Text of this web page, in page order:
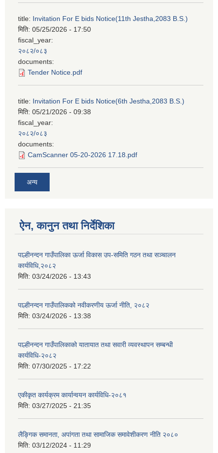
title: Invitation For E bids Notice(11th Jestha,2083 B.S.)
मिति: 05/25/2026 - 17:50
fiscal_year:
२०८२/०८३
documents:
Tender Notice.pdf
title: Invitation For E bids Notice(6th Jestha,2083 B.S.)
मिति: 05/21/2026 - 09:38
fiscal_year:
२०८२/०८३
documents:
CamScanner 05-20-2026 17.18.pdf
अन्य
ऐन, कानुन तथा निर्देशिका
पाल्हीनन्दन गाउँपालिका ऊर्जा विकास उप-समिति गठन तथा सञ्चालन
कार्यविधि,२०८२
मिति: 03/24/2026 - 13:43
पाल्हीनन्दन गाउँपालिकको नवीकरणीय ऊर्जा नीति, २०८२
मिति: 03/24/2026 - 13:38
पाल्हीनन्दन गाउँपालिकाको यातायात तथा सवारी व्यवस्थापन सम्बन्धी
कार्यविधि-२०८२
मिति: 07/30/2025 - 17:22
एकीकृत कार्यक्रम कार्यान्वयन कार्यविधि-२०८१
मिति: 03/27/2025 - 21:35
लैङ्गिक समानता, अपांगता तथा सामाजिक समावेशीकरण नीति २०८०
मिति: 03/12/2024 - 11:29